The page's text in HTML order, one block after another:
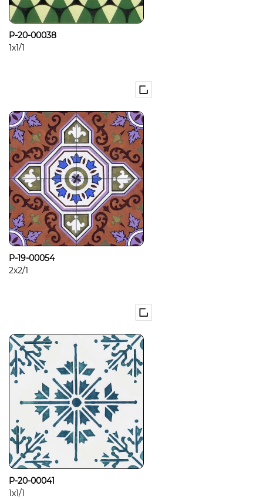
P-20-00038
1x1/1
P-19-00054
2x2/1
P-20-00041
1x1/1